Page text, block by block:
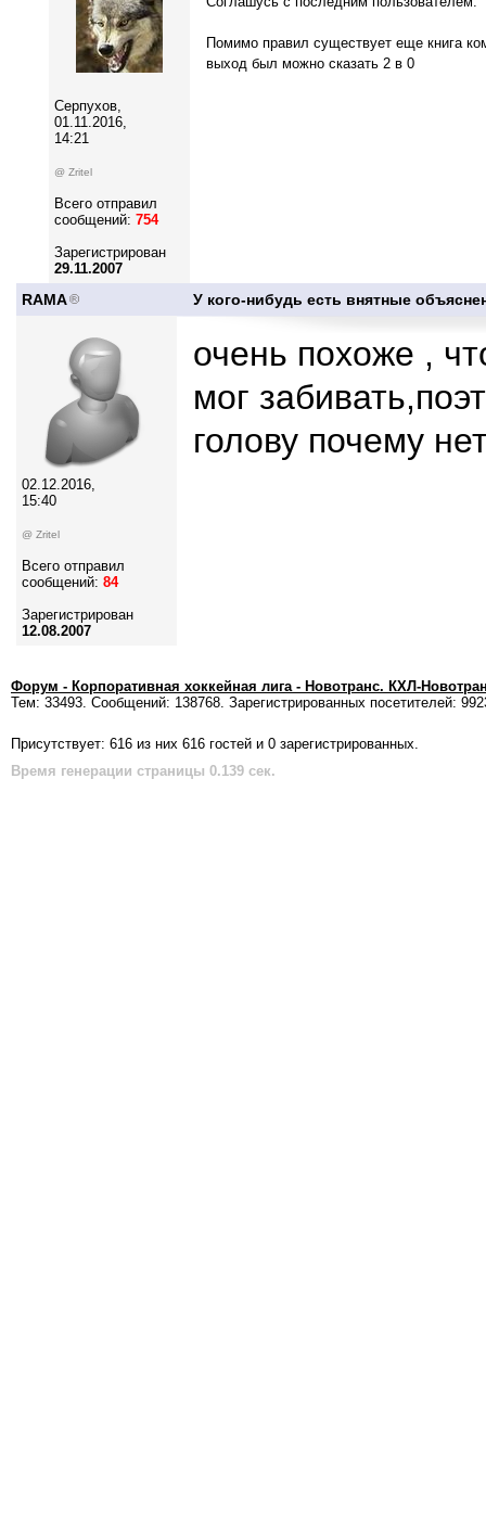
Серпухов,
01.11.2016,
14:21
@ Zritel
Всего отправил
сообщений: 754
Зарегистрирован
29.11.2007
Помимо правил существует еще книга
выход был можно сказать 2 в 0
RAMA У кого-нибудь есть внятные
02.12.2016,
15:40
@ Zritel
Всего отправил
сообщений: 84
Зарегистрирован
12.08.2007
очень похоже ,
мог
голову почему
Форум - Корпоративная хоккейная лига - Новотранс. КХЛ-
Тем: 33493. Сообщений: 138768. Зарегистрированных посетителей:
Присутствует: 616 из них 616 гостей и 0 зарегистрированных.
Время генерации страницы 0.139 сек.